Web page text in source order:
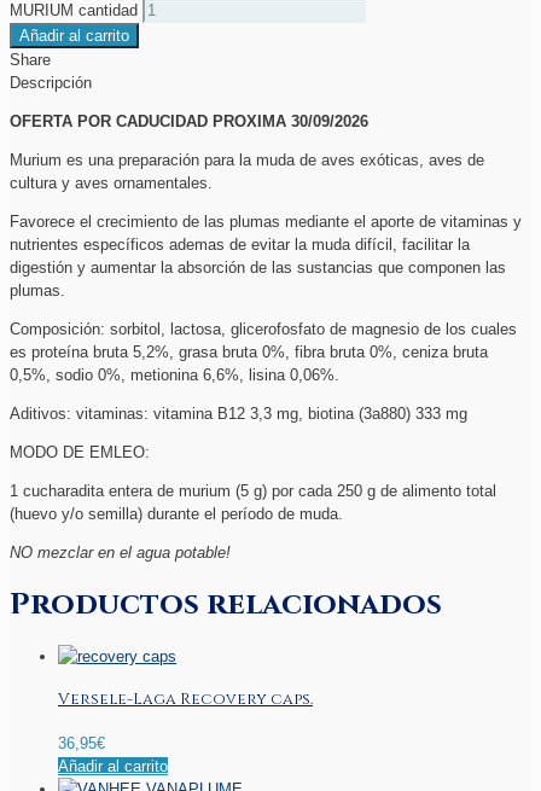
MURIUM cantidad
Añadir al carrito
Share
Descripción
OFERTA POR CADUCIDAD PROXIMA 30/09/2026
Murium es una preparación para la muda de aves exóticas, aves de
cultura y aves ornamentales.
Favorece el crecimiento de las plumas mediante el aporte de vitaminas y
nutrientes específicos ademas de evitar la muda difícil, facilitar la
digestión y aumentar la absorción de las sustancias que componen las
plumas.
Composición: sorbitol, lactosa, glicerofosfato de magnesio de los cuales
es proteína bruta 5,2%, grasa bruta 0%, fibra bruta 0%, ceniza bruta
0,5%, sodio 0%, metionina 6,6%, lisina 0,06%.
Aditivos: vitaminas: vitamina B12 3,3 mg, biotina (3a880) 333 mg
MODO DE EMLEO:
1 cucharadita entera de murium (5 g) por cada 250 g de alimento total
(huevo y/o semilla) durante el período de muda.
NO mezclar en el agua potable!
Productos relacionados
Versele-Laga Recovery caps.
36,95€
Añadir al carrito